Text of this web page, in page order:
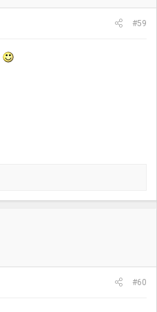
#59
#60